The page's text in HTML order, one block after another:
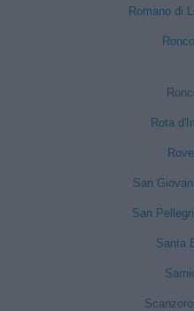
Romano di
Rota
San
San
Santa